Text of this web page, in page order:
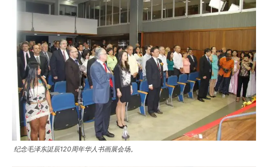
纪念毛泽东誔辰120周年华人书画展会场。